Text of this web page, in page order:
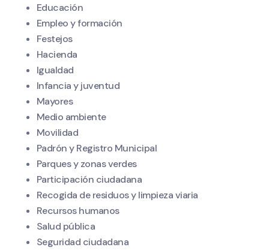
Educación
Empleo y formación
Festejos
Hacienda
Igualdad
Infancia y juventud
Mayores
Medio ambiente
Movilidad
Padrón y Registro Municipal
Parques y zonas verdes
Participación ciudadana
Recogida de residuos y limpieza viaria
Recursos humanos
Salud pública
Seguridad ciudadana